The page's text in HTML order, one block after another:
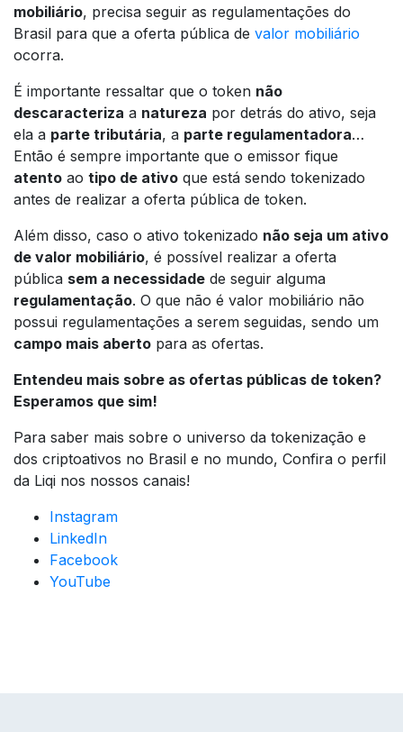
mobiliário, precisa seguir as regulamentações do
Brasil para que a oferta pública de valor mobiliário
ocorra.
É importante ressaltar que o token não
descaracteriza a natureza por detrás do ativo, seja
ela a parte tributária, a parte regulamentadora…
Então é sempre importante que o emissor fique
atento ao tipo de ativo que está sendo tokenizado
antes de realizar a oferta pública de token.
Além disso, caso o ativo tokenizado não seja um ativo
de valor mobiliário, é possível realizar a oferta
pública sem a necessidade de seguir alguma
regulamentação. O que não é valor mobiliário não
possui regulamentações a serem seguidas, sendo um
campo mais aberto para as ofertas.
Entendeu mais sobre as ofertas públicas de token?
Esperamos que sim!
Para saber mais sobre o universo da tokenização e
dos criptoativos no Brasil e no mundo, Confira o perfil
da Liqi nos nossos canais!
Instagram
LinkedIn
Facebook
YouTube